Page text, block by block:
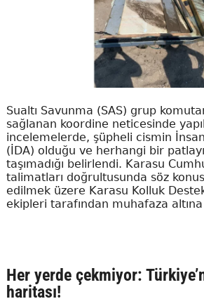
Sualtı Savunma (SAS) grup
sağlanan koordine neticesinde
incelemelerde, şüpheli cismin
(İDA) olduğu ve herhangi bir
taşımadığı belirlendi. Karasu
talimatları doğrultusunda söz
edilmek üzere Karasu Kolluk
ekipleri tarafından muhafaza altına
Her yerde çekmiyor:
haritası!